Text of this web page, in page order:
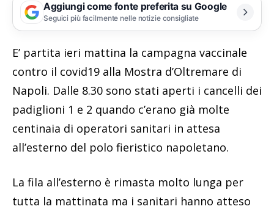
Aggiungi come fonte preferita su Google
Seguici più facilmente nelle notizie consigliate
E’ partita ieri mattina la campagna vaccinale
contro il covid19 alla Mostra d’Oltremare di
Napoli. Dalle 8.30 sono stati aperti i cancelli dei
padiglioni 1 e 2 quando c’erano già molte
centinaia di operatori sanitari in attesa
all’esterno del polo fieristico napoletano.
La fila all’esterno è rimasta molto lunga per
tutta la mattinata ma i sanitari hanno atteso